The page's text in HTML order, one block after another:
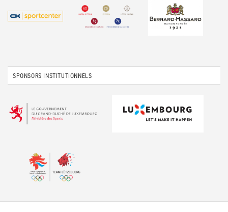
SPONSORS INSTITUTIONNELS